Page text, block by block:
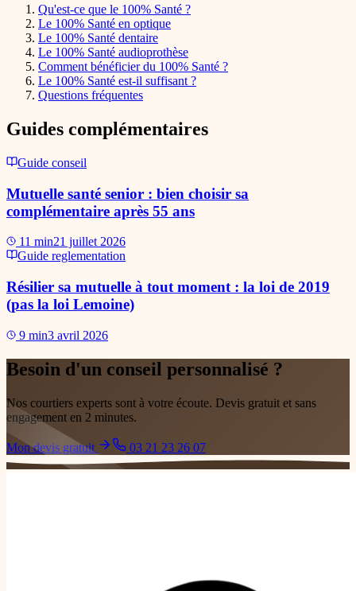
Qu'est-ce que le 100% Santé ?
Le 100% Santé en optique
Le 100% Santé dentaire
Le 100% Santé audioprothèse
Comment bénéficier du 100% Santé ?
Le 100% Santé est-il suffisant ?
Questions fréquentes
Guides complémentaires
Guide conseil
Mutuelle santé senior : bien choisir sa
complémentaire après 55 ans
11 min21 juillet 2026
Guide reglementation
Résilier sa mutuelle à tout moment : la loi de 2019
(pas la loi Lemoine)
9 min3 avril 2026
Besoin d'un conseil personnalisé ?
Nos courtiers experts sont à votre écoute. Devis gratuit et sans
engagement en 2 minutes.
Mon devis gratuit 03 21 23 26 07